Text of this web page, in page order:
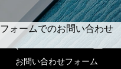
フォームでのお問い合わせ
お問い合わせフォーム